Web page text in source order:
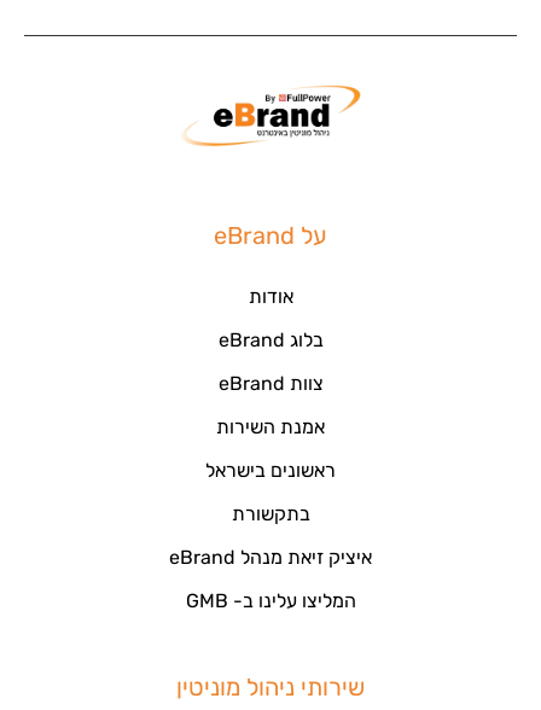
על eBrand
אודות
בלוג eBrand
צוות eBrand
אמנת השירות
ראשונים בישראל
בתקשורת
איציק זיאת מנהל eBrand
המליצו עלינו ב- GMB
שירותי ניהול מוניטין